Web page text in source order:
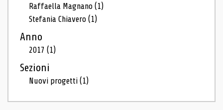
Raffaella Magnano(1)
Stefania Chiavero(1)
Anno
2017(1)
Sezioni
Nuovi progetti(1)